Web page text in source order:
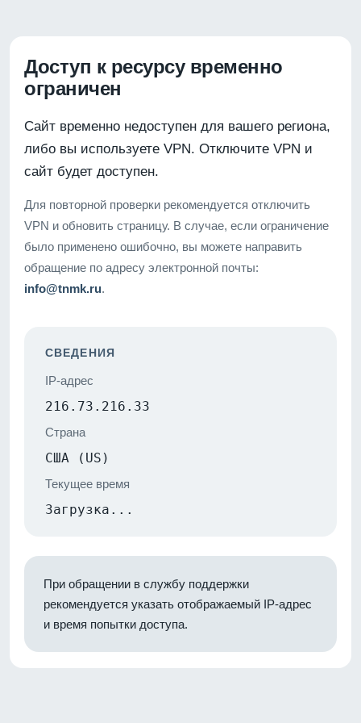
Доступ к ресурсу временно
ограничен
Сайт временно недоступен для вашего региона,
либо вы используете VPN. Отключите VPN и
сайт будет доступен.
Для повторной проверки рекомендуется отключить
VPN и обновить страницу. В случае, если ограничение
было применено ошибочно, вы можете направить
обращение по адресу электронной почты:
info@tnmk.ru.
СВЕДЕНИЯ
IP-адрес
216.73.216.33
Страна
США (US)
Текущее время
Загрузка...
При обращении в службу поддержки
рекомендуется указать отображаемый IP-адрес
и время попытки доступа.